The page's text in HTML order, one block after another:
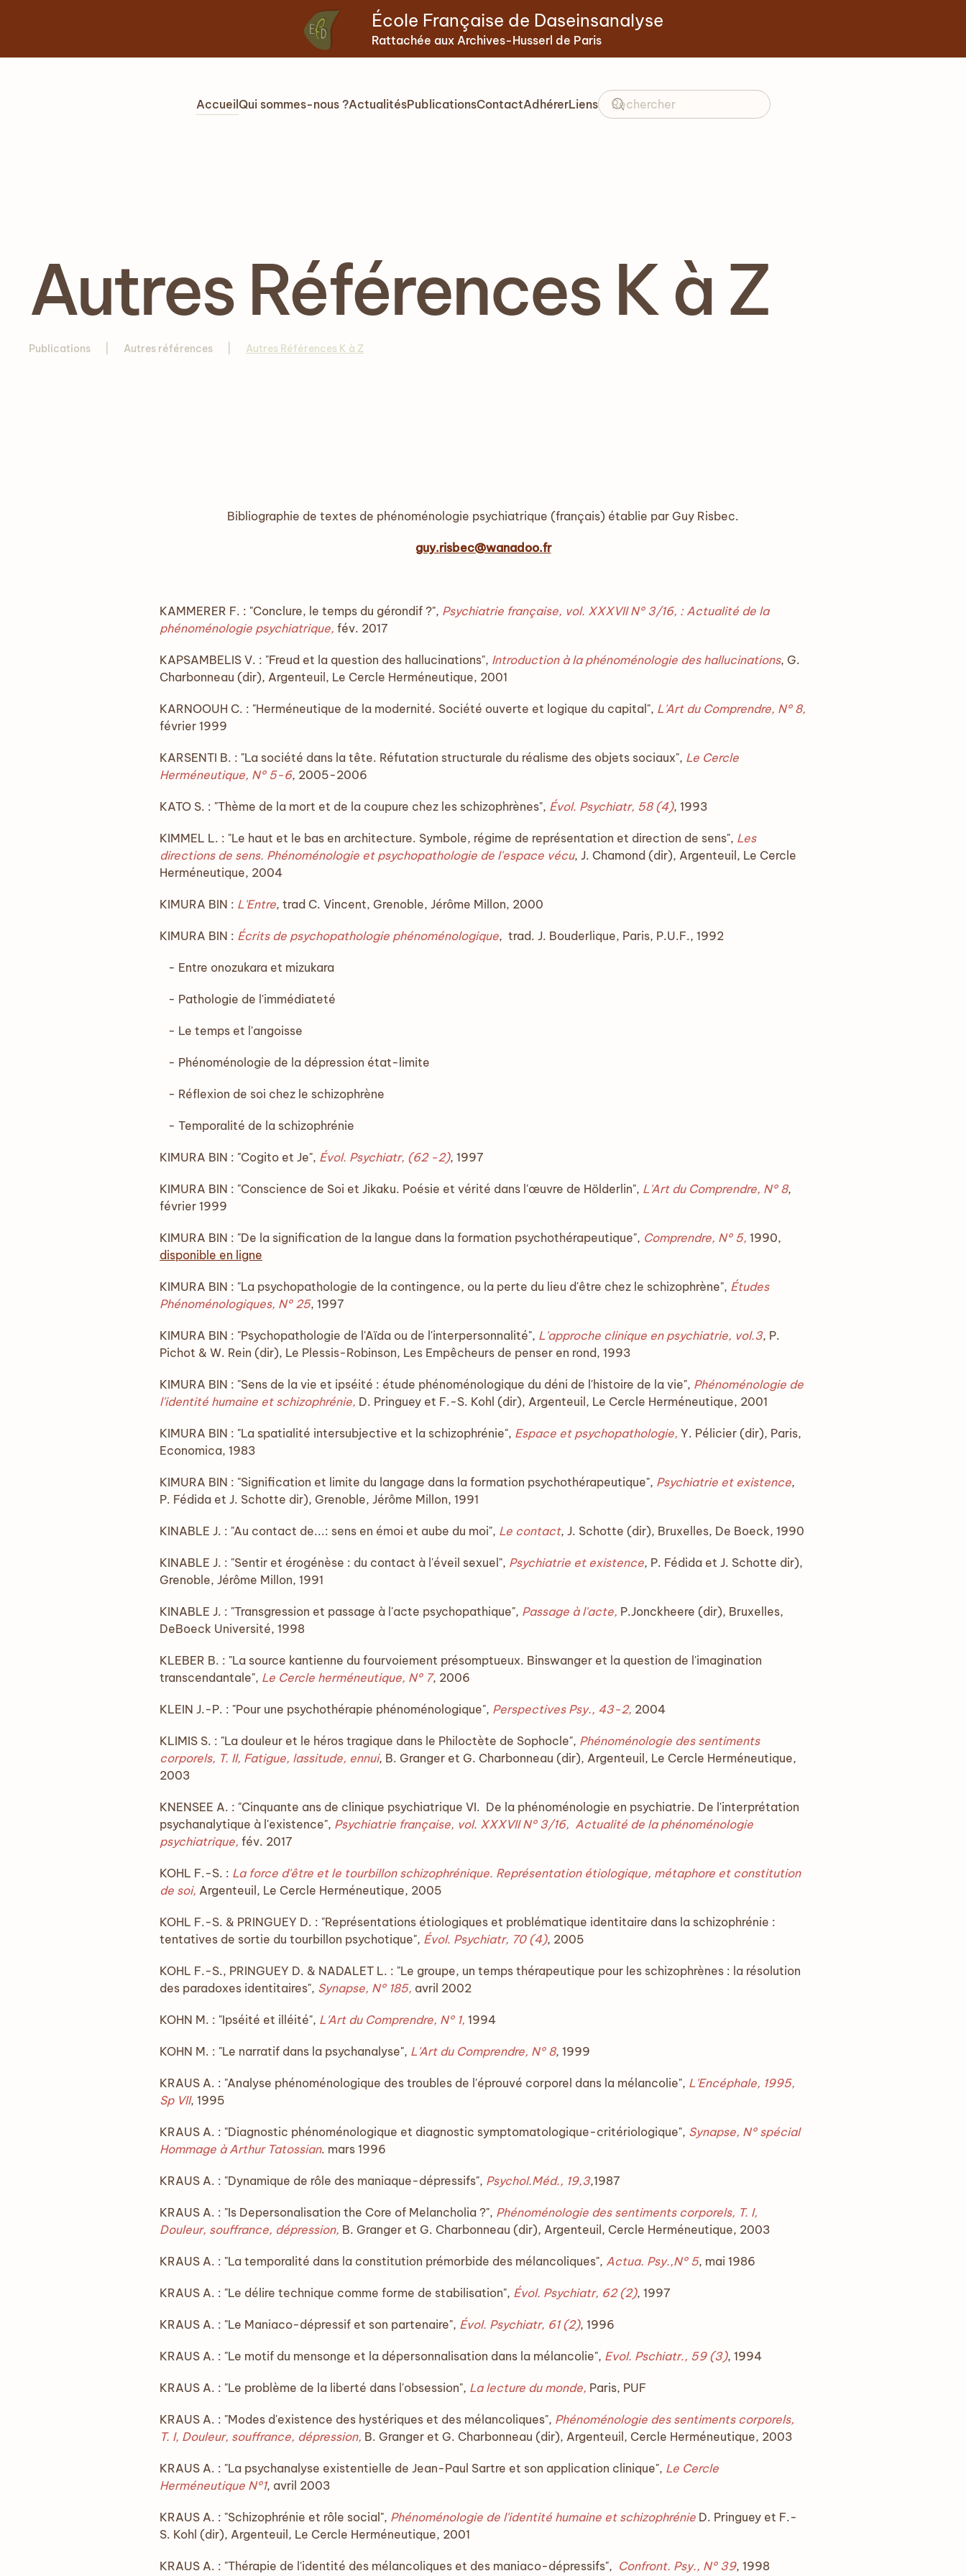
École Française de Daseinsanalyse
Rattachée aux Archives-Husserl de Paris
AccueilQui sommes-nous ?ActualitésPublicationsContactAdhérerLiens
Autres Références K à Z
Publications Autres références Autres Références K à Z
Bibliographie de textes de phénoménologie psychiatrique (français) établie par Guy Risbec.
guy.risbec@wanadoo.fr
KAMMERER F. : "Conclure, le temps du gérondif ?", Psychiatrie française, vol. XXXVII N° 3/16, : Actualité de la
phénoménologie psychiatrique, fév. 2017
KAPSAMBELIS V. : "Freud et la question des hallucinations", Introduction à la phénoménologie des hallucinations, G.
Charbonneau (dir), Argenteuil, Le Cercle Herméneutique, 2001
KARNOOUH C. : "Herméneutique de la modernité. Société ouverte et logique du capital", L'Art du Comprendre, N° 8,
février 1999
KARSENTI B. : "La société dans la tête. Réfutation structurale du réalisme des objets sociaux", Le Cercle
Herméneutique, N° 5-6, 2005-2006
KATO S. : "Thème de la mort et de la coupure chez les schizophrènes", Évol. Psychiatr, 58 (4), 1993
KIMMEL L. : "Le haut et le bas en architecture. Symbole, régime de représentation et direction de sens", Les
directions de sens. Phénoménologie et psychopathologie de l'espace vécu, J. Chamond (dir), Argenteuil, Le Cercle
Herméneutique, 2004
KIMURA BIN : L'Entre, trad C. Vincent, Grenoble, Jérôme Millon, 2000
KIMURA BIN : Écrits de psychopathologie phénoménologique, trad. J. Bouderlique, Paris, P.U.F., 1992
- Entre onozukara et mizukara
- Pathologie de l'immédiateté
- Le temps et l'angoisse
- Phénoménologie de la dépression état-limite
- Réflexion de soi chez le schizophrène
- Temporalité de la schizophrénie
KIMURA BIN : "Cogito et Je", Évol. Psychiatr, (62 -2), 1997
KIMURA BIN : "Conscience de Soi et Jikaku. Poésie et vérité dans l'œuvre de Hölderlin", L'Art du Comprendre, N° 8,
février 1999
KIMURA BIN : "De la signification de la langue dans la formation psychothérapeutique", Comprendre, N° 5, 1990,
disponible en ligne
KIMURA BIN : "La psychopathologie de la contingence, ou la perte du lieu d'être chez le schizophrène", Études
Phénoménologiques, N° 25, 1997
KIMURA BIN : "Psychopathologie de l'Aïda ou de l'interpersonnalité", L'approche clinique en psychiatrie, vol.3, P.
Pichot & W. Rein (dir), Le Plessis-Robinson, Les Empêcheurs de penser en rond, 1993
KIMURA BIN : "Sens de la vie et ipséité : étude phénoménologique du déni de l'histoire de la vie", Phénoménologie de
l'identité humaine et schizophrénie, D. Pringuey et F.-S. Kohl (dir), Argenteuil, Le Cercle Herméneutique, 2001
KIMURA BIN : "La spatialité intersubjective et la schizophrénie", Espace et psychopathologie, Y. Pélicier (dir), Paris,
Economica, 1983
KIMURA BIN : "Signification et limite du langage dans la formation psychothérapeutique", Psychiatrie et existence,
P. Fédida et J. Schotte dir), Grenoble, Jérôme Millon, 1991
KINABLE J. : "Au contact de...: sens en émoi et aube du moi", Le contact, J. Schotte (dir), Bruxelles, De Boeck, 1990
KINABLE J. : "Sentir et érogénèse : du contact à l'éveil sexuel", Psychiatrie et existence, P. Fédida et J. Schotte dir),
Grenoble, Jérôme Millon, 1991
KINABLE J. : "Transgression et passage à l'acte psychopathique", Passage à l'acte, P.Jonckheere (dir), Bruxelles,
DeBoeck Université, 1998
KLEBER B. : "La source kantienne du fourvoiement présomptueux. Binswanger et la question de l'imagination
transcendantale", Le Cercle herméneutique, N° 7, 2006
KLEIN J.-P. : "Pour une psychothérapie phénoménologique", Perspectives Psy., 43-2, 2004
KLIMIS S. : "La douleur et le héros tragique dans le Philoctète de Sophocle", Phénoménologie des sentiments
corporels, T. II, Fatigue, lassitude, ennui, B. Granger et G. Charbonneau (dir), Argenteuil, Le Cercle Herméneutique,
2003
KNENSEE A. : "Cinquante ans de clinique psychiatrique VI. De la phénoménologie en psychiatrie. De l'interprétation
psychanalytique à l'existence", Psychiatrie française, vol. XXXVII N° 3/16, Actualité de la phénoménologie
psychiatrique, fév. 2017
KOHL F.-S. : La force d'être et le tourbillon schizophrénique. Représentation étiologique, métaphore et constitution
de soi, Argenteuil, Le Cercle Herméneutique, 2005
KOHL F.-S. & PRINGUEY D. : "Représentations étiologiques et problématique identitaire dans la schizophrénie :
tentatives de sortie du tourbillon psychotique", Évol. Psychiatr, 70 (4), 2005
KOHL F.-S., PRINGUEY D. & NADALET L. : "Le groupe, un temps thérapeutique pour les schizophrènes : la résolution
des paradoxes identitaires", Synapse, N° 185, avril 2002
KOHN M. : "Ipséité et illéité", L'Art du Comprendre, N° 1, 1994
KOHN M. : "Le narratif dans la psychanalyse", L'Art du Comprendre, N° 8, 1999
KRAUS A. : "Analyse phénoménologique des troubles de l'éprouvé corporel dans la mélancolie", L'Encéphale, 1995,
Sp VII, 1995
KRAUS A. : "Diagnostic phénoménologique et diagnostic symptomatologique-critériologique", Synapse, N° spécial
Hommage à Arthur Tatossian. mars 1996
KRAUS A. : "Dynamique de rôle des maniaque-dépressifs", Psychol.Méd., 19,3,1987
KRAUS A. : "Is Depersonalisation the Core of Melancholia ?", Phénoménologie des sentiments corporels, T. I,
Douleur, souffrance, dépression, B. Granger et G. Charbonneau (dir), Argenteuil, Cercle Herméneutique, 2003
KRAUS A. : "La temporalité dans la constitution prémorbide des mélancoliques", Actua. Psy.,N° 5, mai 1986
KRAUS A. : "Le délire technique comme forme de stabilisation", Évol. Psychiatr, 62 (2), 1997
KRAUS A. : "Le Maniaco-dépressif et son partenaire", Évol. Psychiatr, 61 (2), 1996
KRAUS A. : "Le motif du mensonge et la dépersonnalisation dans la mélancolie", Evol. Pschiatr., 59 (3), 1994
KRAUS A. : "Le problème de la liberté dans l'obsession", La lecture du monde, Paris, PUF
KRAUS A. : "Modes d'existence des hystériques et des mélancoliques", Phénoménologie des sentiments corporels,
T. I, Douleur, souffrance, dépression, B. Granger et G. Charbonneau (dir), Argenteuil, Cercle Herméneutique, 2003
KRAUS A. : "La psychanalyse existentielle de Jean-Paul Sartre et son application clinique", Le Cercle
Herméneutique N°1, avril 2003
KRAUS A. : "Schizophrénie et rôle social", Phénoménologie de l'identité humaine et schizophrénie D. Pringuey et F.-
S. Kohl (dir), Argenteuil, Le Cercle Herméneutique, 2001
KRAUS A. : "Thérapie de l'identité des mélancoliques et des maniaco-dépressifs", Confront. Psy., N° 39, 1998